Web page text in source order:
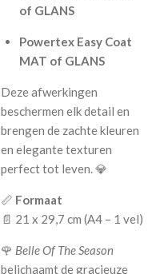
of GLANS
Powertex Easy Coat
MAT of GLANS
Deze afwerkingen
beschermen elk detail en
brengen de zachte kleuren
en elegante texturen
perfect tot leven. 💎
📏 Formaat
📄 21 x 29,7 cm (A4 – 1 vel)
🌹 Belle Of The Season
belichaamt de gracieuze